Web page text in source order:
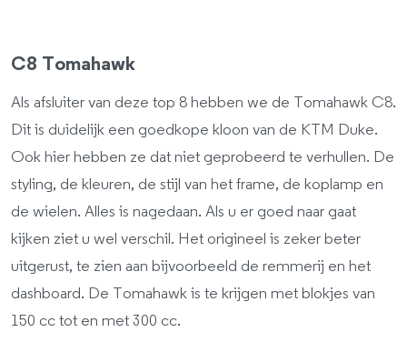
C8 Tomahawk
Als afsluiter van deze top 8 hebben we de Tomahawk C8.
Dit is duidelijk een goedkope kloon van de KTM Duke.
Ook hier hebben ze dat niet geprobeerd te verhullen. De
styling, de kleuren, de stijl van het frame, de koplamp en
de wielen. Alles is nagedaan. Als u er goed naar gaat
kijken ziet u wel verschil. Het origineel is zeker beter
uitgerust, te zien aan bijvoorbeeld de remmerij en het
dashboard. De Tomahawk is te krijgen met blokjes van
150 cc tot en met 300 cc.